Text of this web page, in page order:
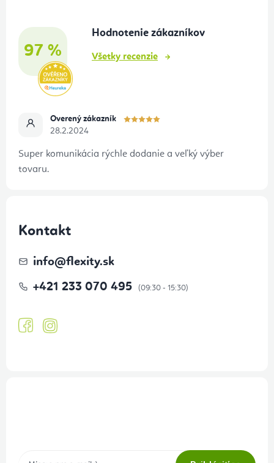
97 %
Hodnotenie zákazníkov
Všetky recenzie
Overený zákazník
28.2.2024
Super komunikácia rýchle dodanie a veľký výber
tovaru.
Kontakt
info@flexity.sk
+421 233 070 495